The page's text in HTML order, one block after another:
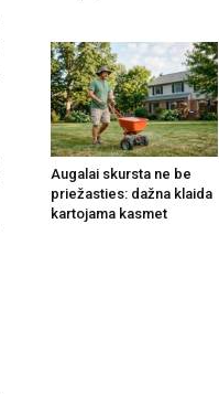
Augalai skursta ne be
priežasties: dažna klaida
kartojama kasmet